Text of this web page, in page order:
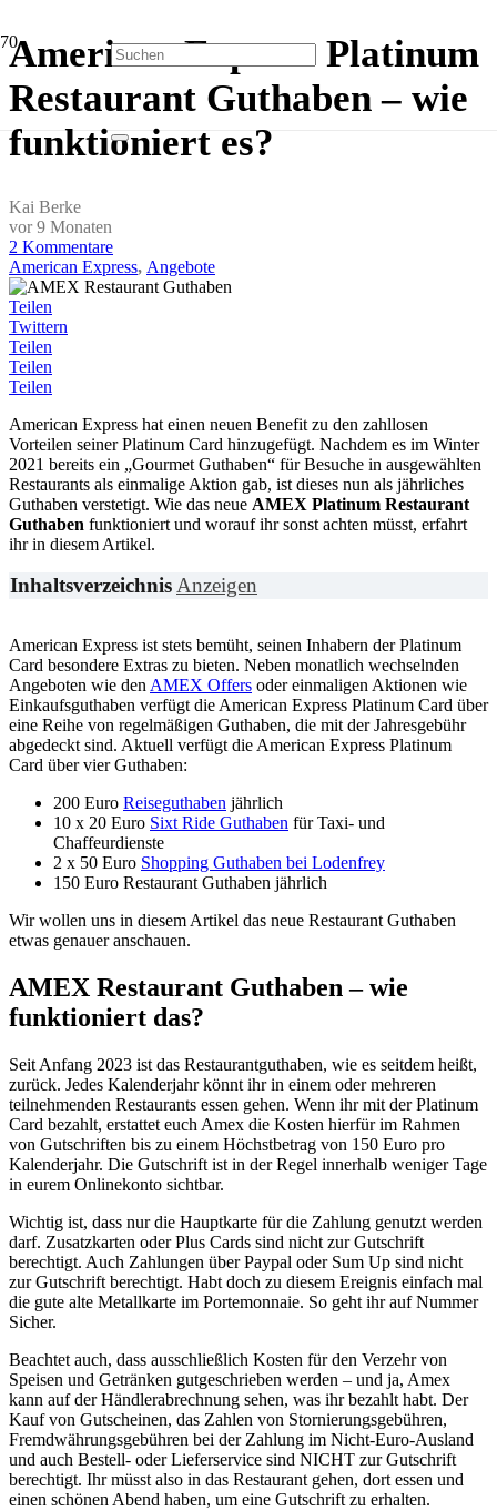
American Express Platinum
Restaurant Guthaben – wie
funktioniert es?
Kai Berke
vor 9 Monaten
2 Kommentare
American Express, Angebote
Teilen
Twittern
Teilen
Teilen
Teilen
American Express hat einen neuen Benefit zu den zahllosen
Vorteilen seiner Platinum Card hinzugefügt. Nachdem es im Winter
2021 bereits ein „Gourmet Guthaben“ für Besuche in ausgewählten
Restaurants als einmalige Aktion gab, ist dieses nun als jährliches
Guthaben verstetigt. Wie das neue AMEX Platinum Restaurant
Guthaben funktioniert und worauf ihr sonst achten müsst, erfahrt
ihr in diesem Artikel.
InhaltsverzeichnisAnzeigen
American Express ist stets bemüht, seinen Inhabern der Platinum
Card besondere Extras zu bieten. Neben monatlich wechselnden
Angeboten wie denAMEX Offers oder einmaligen Aktionen wie
Einkaufsguthaben verfügt die American Express Platinum Card über
eine Reihe von regelmäßigen Guthaben, die mit der Jahresgebühr
abgedeckt sind. Aktuell verfügt die American Express Platinum
Card über vier Guthaben:
200 Euro Reiseguthaben jährlich
10 x 20 Euro Sixt Ride Guthaben für Taxi- und
Chaffeurdienste
2 x 50 Euro Shopping Guthaben bei Lodenfrey
150 Euro Restaurant Guthaben jährlich
Wir wollen uns in diesem Artikel das neue Restaurant Guthaben
etwas genauer anschauen.
AMEX Restaurant Guthaben – wie
funktioniert das?
Seit Anfang 2023 ist das Restaurantguthaben, wie es seitdem heißt,
zurück. Jedes Kalenderjahr könnt ihr in einem oder mehreren
teilnehmenden Restaurants essen gehen. Wenn ihr mit der Platinum
Card bezahlt, erstattet euch Amex die Kosten hierfür im Rahmen
von Gutschriften bis zu einem Höchstbetrag von 150 Euro pro
Kalenderjahr. Die Gutschrift ist in der Regel innerhalb weniger Tage
in eurem Onlinekonto sichtbar.
Wichtig ist, dass nur die Hauptkarte für die Zahlung genutzt werden
darf. Zusatzkarten oder Plus Cards sind nicht zur Gutschrift
berechtigt. Auch Zahlungen über Paypal oder Sum Up sind nicht
zur Gutschrift berechtigt. Habt doch zu diesem Ereignis einfach mal
die gute alte Metallkarte im Portemonnaie. So geht ihr auf Nummer
Sicher.
Beachtet auch, dass ausschließlich Kosten für den Verzehr von
Speisen und Getränken gutgeschrieben werden – und ja, Amex
kann auf der Händlerabrechnung sehen, was ihr bezahlt habt. Der
Kauf von Gutscheinen, das Zahlen von Stornierungsgebühren,
Fremdwährungsgebühren bei der Zahlung im Nicht-Euro-Ausland
und auch Bestell- oder Lieferservice sind NICHT zur Gutschrift
berechtigt. Ihr müsst also in das Restaurant gehen, dort essen und
einen schönen Abend haben, um eine Gutschrift zu erhalten.